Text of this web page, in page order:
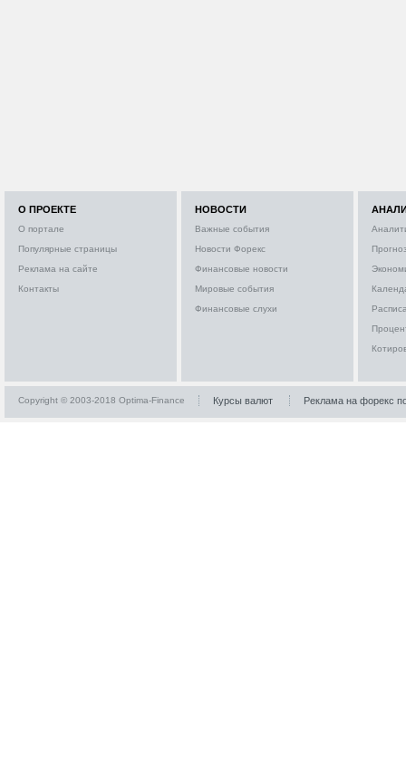
О ПРОЕКТЕ
О портале
Популярные страницы
Реклама на сайте
Контакты
НОВОСТИ
Важные события
Новости Форекс
Финансовые новости
Мировые события
Финансовые слухи
Copyright © 2003-2018 Optima-Finance Курсы валют Реклама на форекс